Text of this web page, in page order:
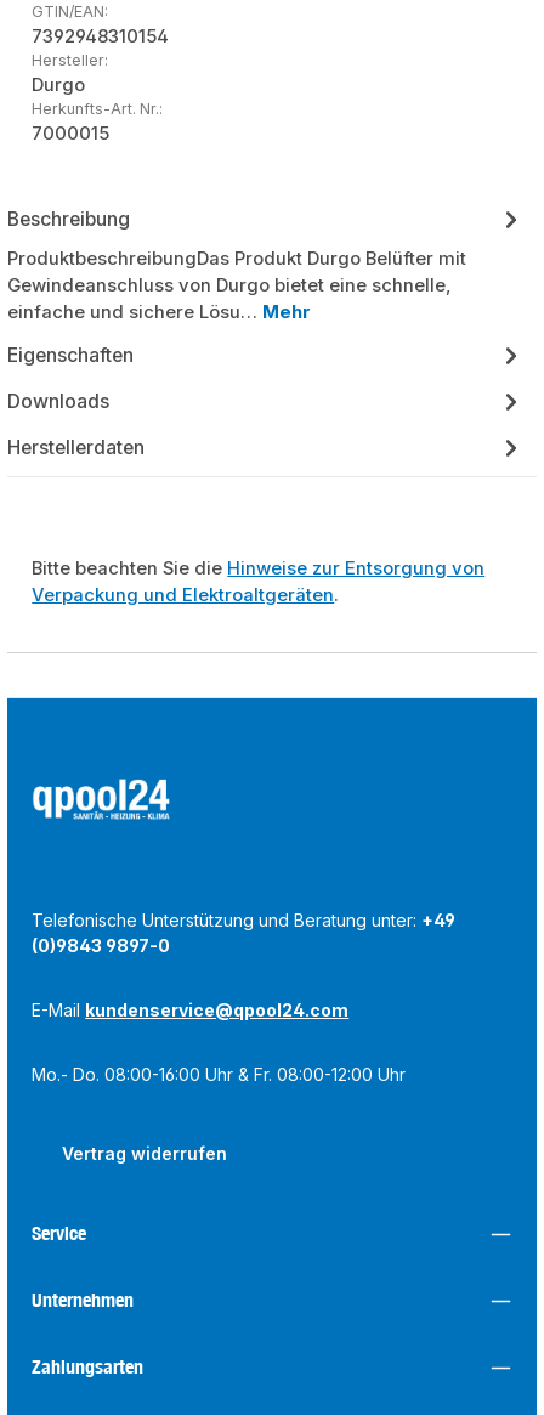
GTIN/EAN:
7392948310154
Hersteller:
Durgo
Herkunfts-Art. Nr.:
7000015
Beschreibung
ProduktbeschreibungDas Produkt Durgo Belüfter mit
Gewindeanschluss von Durgo bietet eine schnelle,
einfache und sichere Lösu… Mehr
Eigenschaften
Downloads
Herstellerdaten
Bitte beachten Sie die Hinweise zur Entsorgung von
Verpackung und Elektroaltgeräten.
Telefonische Unterstützung und Beratung unter: +49
(0)9843 9897-0
E-Mail kundenservice@qpool24.com
Mo.- Do. 08:00-16:00 Uhr & Fr. 08:00-12:00 Uhr
Vertrag widerrufen
Service
Unternehmen
Zahlungsarten